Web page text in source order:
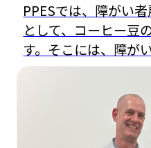
PPESでは、障がい
として、コーヒー豆
す。そこには、障が